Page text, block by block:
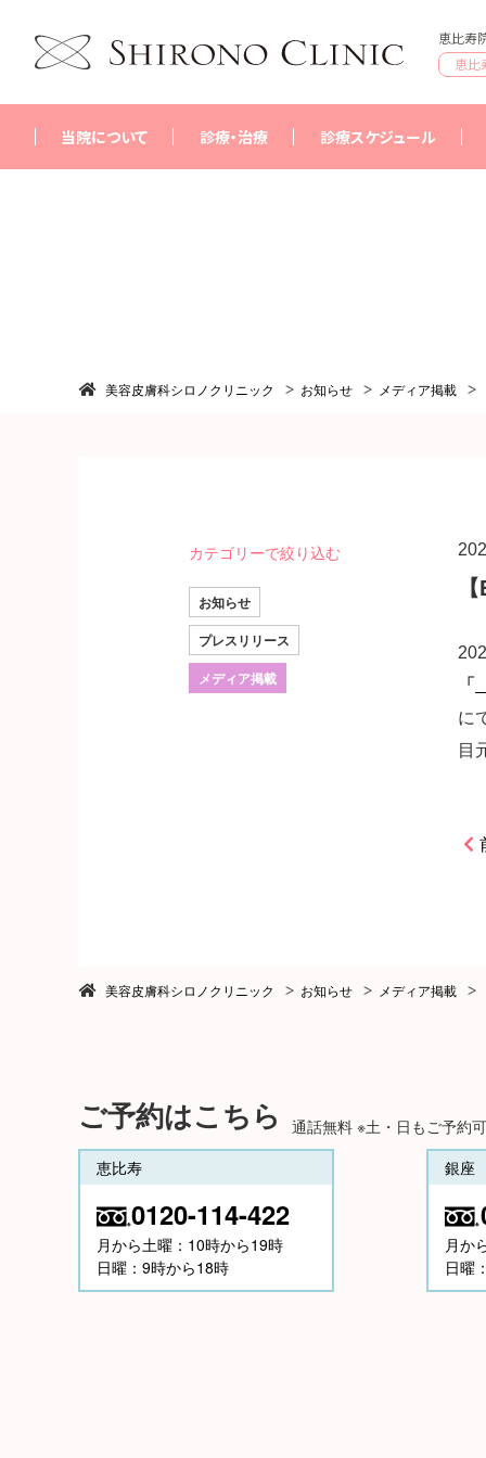
恵比寿
恵比
当院について 診療・治療 診療スケジュール
美容皮膚科シロノクリニック お知らせ メディア掲載
「
に
目
カテゴリーで絞り込む
お知らせ
プレスリリース
メディア掲載
美容皮膚科シロノクリニック お知らせ メディア掲載
ご予約はこちら
通話無料 ※土・日もご予約
恵比寿
0120-114-422
月から土曜：10時から19時
日曜：9時から18時
銀座
月か
日曜